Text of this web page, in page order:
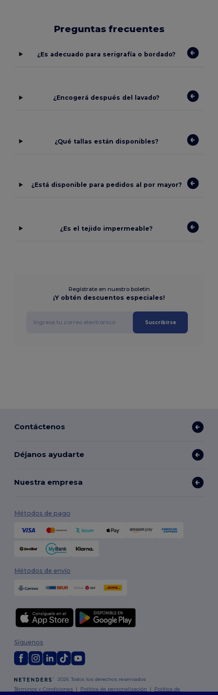
Preguntas frecuentes
¿Es adecuado para serigrafía o bordado?
¿Encogerá después del lavado?
¿Qué tallas están disponibles?
¿Está disponible para pedidos al por mayor?
¿Es el tejido impermeable?
Regístrate en nuestro boletín
¡Y obtén descuentos especiales!
Suscribirse
Contáctenos
Déjanos ayudarte
Nuestra empresa
Métodos de pago
Métodos de envío
2026. Todos los derechos reservados
Términos y Condiciones | Política de personalización | Política de
Síguenos